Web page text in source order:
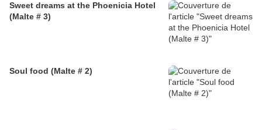
Sweet dreams at the Phoenicia Hotel
(Malte # 3)
Soul food (Malte # 2)